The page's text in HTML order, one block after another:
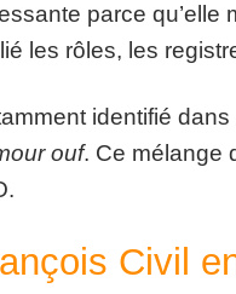
parce
les rôles, les
identifié dans
ouf. Ce mélange
Civil